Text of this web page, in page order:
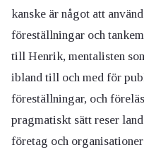
kanske är något att
föreställningar och
till Henrik, mentalisten
ibland till och med för
föreställningar, och
pragmatiskt sätt reser
företag och